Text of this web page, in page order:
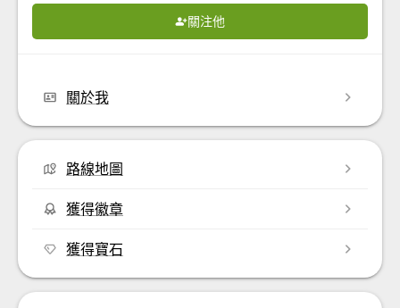
關注他
關於我
路線地圖
獲得徽章
獲得寶石